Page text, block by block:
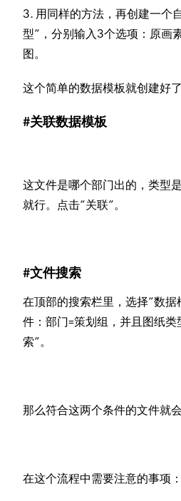
3. 用同样的方法，再创建一个
型”，分别输入3个选项：原画
图。
这个简单的数据模板就创建好了
#关联数据模板
这文件是哪个部门出的，类型
就行。点击“关联”。
#文件搜索
在顶部的搜索栏里，选择“数据
件：部门=策划组，并且图纸类
索”。
那么符合这两个条件的文件就
在这个流程中需要注意的事项：